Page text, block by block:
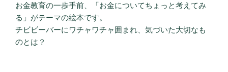
お金教育の一歩手前、「お金についてちょっと考えてみ
る」がテーマの絵本です。
チビビーバーにワチャワチャ囲まれ、気づいた大切なも
のとは？